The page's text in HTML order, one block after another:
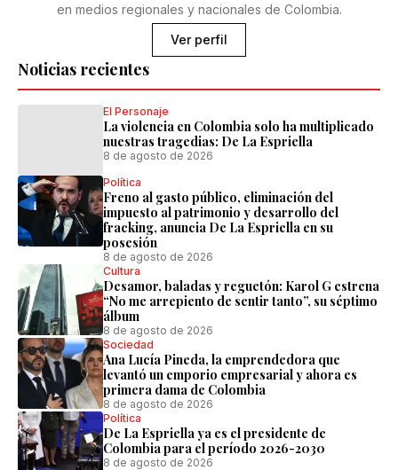
Noticias recientes
El Personaje
La violencia en Colombia solo ha multiplicado
nuestras tragedias: De La Espriella
8 de agosto de 2026
Política
Freno al gasto público, eliminación del
impuesto al patrimonio y desarrollo del
fracking, anuncia De La Espriella en su
posesión
8 de agosto de 2026
Cultura
Desamor, baladas y reguetón: Karol G estrena
“No me arrepiento de sentir tanto”, su séptimo
álbum
8 de agosto de 2026
Sociedad
Ana Lucía Pineda, la emprendedora que
levantó un emporio empresarial y ahora es
primera dama de Colombia
8 de agosto de 2026
Política
De La Espriella ya es el presidente de
Colombia para el período 2026-2030
8 de agosto de 2026
en medios regionales y nacionales de Colombia.
Ver perfil